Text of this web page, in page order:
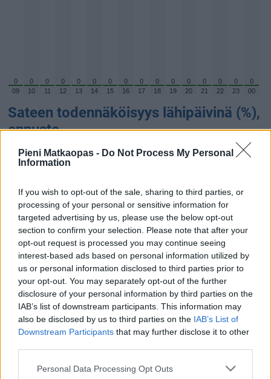
Pieni Matkaopas - Do Not Process My Personal
Information
If you wish to opt-out of the sale, sharing to third parties, or
processing of your personal or sensitive information for
targeted advertising by us, please use the below opt-out
section to confirm your selection. Please note that after your
opt-out request is processed you may continue seeing
interest-based ads based on personal information utilized by
us or personal information disclosed to third parties prior to
your opt-out. You may separately opt-out of the further
disclosure of your personal information by third parties on the
IAB’s list of downstream participants. This information may
also be disclosed by us to third parties on the IAB’s List of
Downstream Participants that may further disclose it to other
Personal Data Processing Opt Outs
0 0 0 0 0 0 0 0 0 0 0 0 0 0 0
0
09
10 11 12 13 14 15 16 17 18 19 20 21 22 23 00
Sateen todennäköisyys lähipäivinä (%),
ennuste
8 %
18 %
0 %
10.8. 11.8. 12.8. 13.8. 14.8. 15.8.
Sateen määrä (kertymä) lähipäivinä
(mm), ennuste
0.2 mm